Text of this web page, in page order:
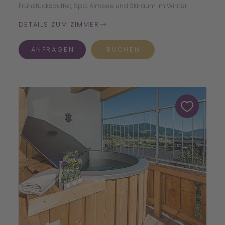
Frühstücksbuffet, Spa, Almsee und Skiraum im Winter.
DETAILS ZUM ZIMMER
ANFRAGEN BUCHEN